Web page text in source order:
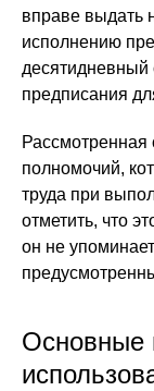
вправе выдать
исполнению
десятидневный
предписания
Рассмотренная
полномочий,
труда при
отметить, что
он не
Основные